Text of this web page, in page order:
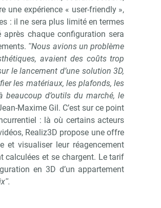
une expérience « user-friendly »,
: il ne sera plus limité en termes
après chaque configuration sera
ʺNous avions un problème
avaient des coûts trop
le lancement d’une solution 3D,
les matériaux, les plafonds, les
d’outils du marché, le
Maxime Gil. C’est sur ce point
: là où certains acteurs
Realiz3D propose une offre
et visualiser leur réagencement
calculées et se chargent. Le tarif
en 3D d’un appartement
Abonnez-vous à notre newsletter
déjà ! Je déciderai plus tard